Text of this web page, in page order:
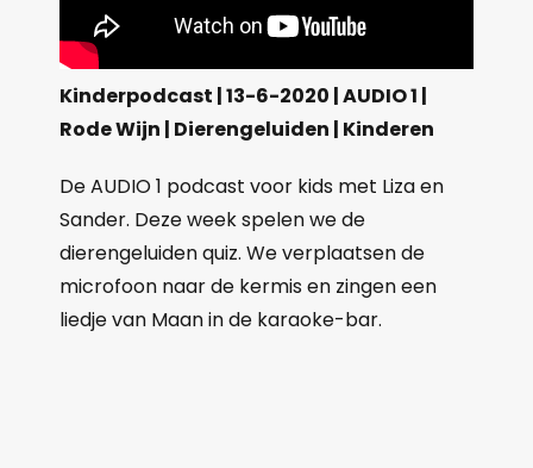
Kinderpodcast | 13-6-2020 | AUDIO 1 |
Rode Wijn | Dierengeluiden | Kinderen
De AUDIO 1 podcast voor kids met Liza en
Sander. Deze week spelen we de
dierengeluiden quiz. We verplaatsen de
microfoon naar de kermis en zingen een
liedje van Maan in de karaoke-bar.